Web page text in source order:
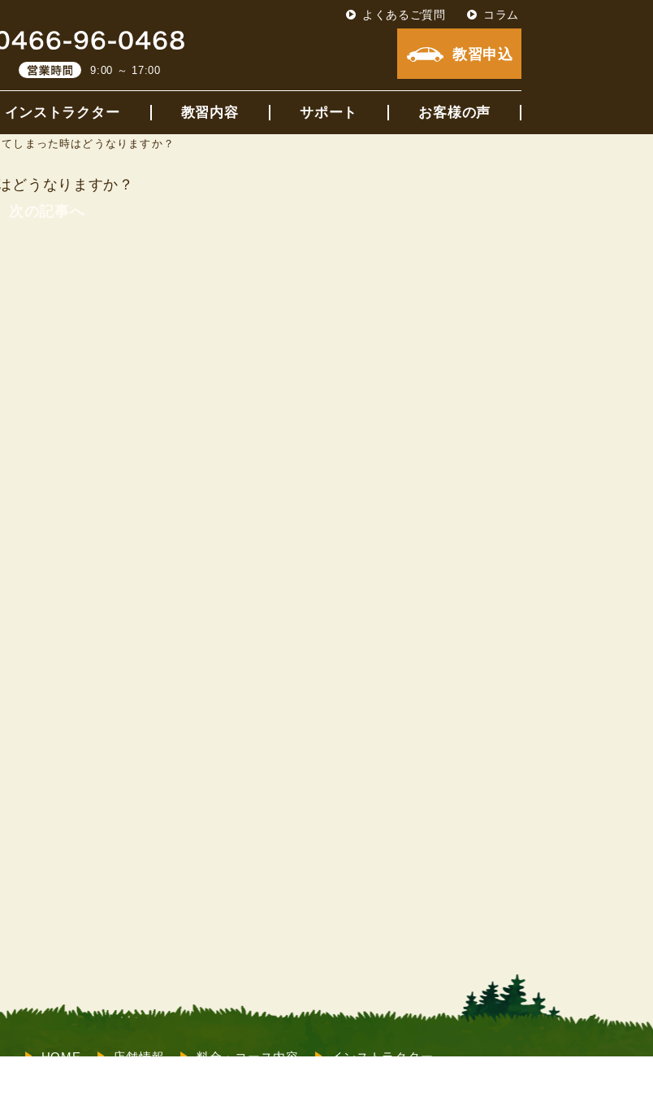
9:00 ～ 17:00
教習申込
よくあるご質問 コラム
インストラクター 教習内容 サポート お客様の声
しまった時はどうなりますか？
どうなりますか？
HOME 店舗情報 料金・コース内容 インストラクター